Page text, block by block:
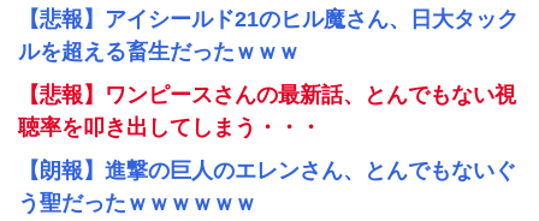
【悲報】アイシールド21のヒル魔さん、日大タック
ルを超える畜生だったｗｗｗ
【悲報】ワンピースさんの最新話、とんでもない視
聴率を叩き出してしまう・・・
【朗報】進撃の巨人のエレンさん、とんでもないぐ
う聖だったｗｗｗｗｗｗ